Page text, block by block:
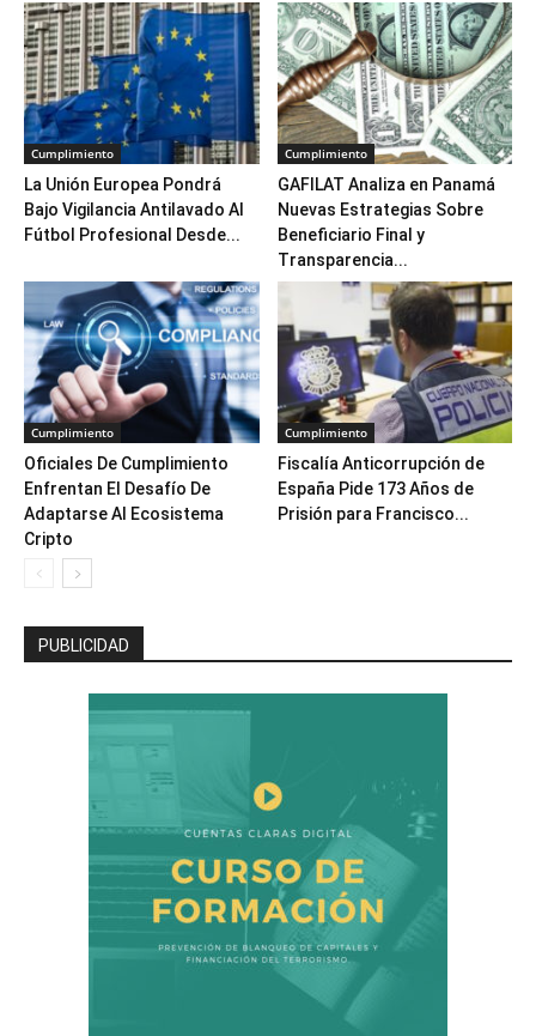
Cumplimiento
La Unión Europea Pondrá
Bajo Vigilancia Antilavado Al
Fútbol Profesional Desde...
Cumplimiento
GAFILAT Analiza en Panamá
Nuevas Estrategias Sobre
Beneficiario Final y
Transparencia...
Cumplimiento
Oficiales De Cumplimiento
Enfrentan El Desafío De
Adaptarse Al Ecosistema
Cripto
Cumplimiento
Fiscalía Anticorrupción de
España Pide 173 Años de
Prisión para Francisco...
PUBLICIDAD